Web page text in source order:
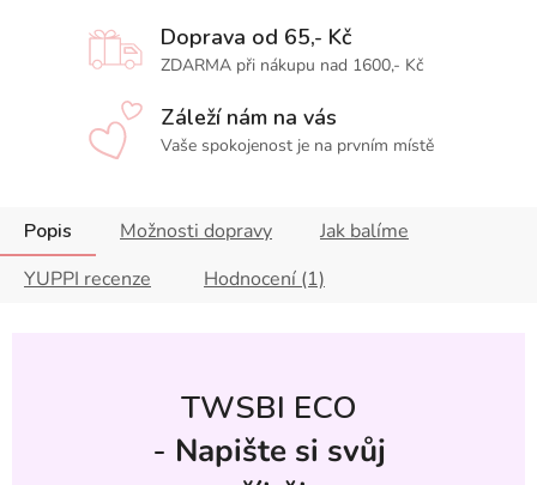
Doprava od 65,- Kč
ZDARMA při nákupu nad 1600,- Kč
Záleží nám na vás
Vaše spokojenost je na prvním místě
Popis Možnosti dopravy
Jak balíme
YUPPI recenze
Hodnocení (1)
TWSBI ECO
- Napište si svůj